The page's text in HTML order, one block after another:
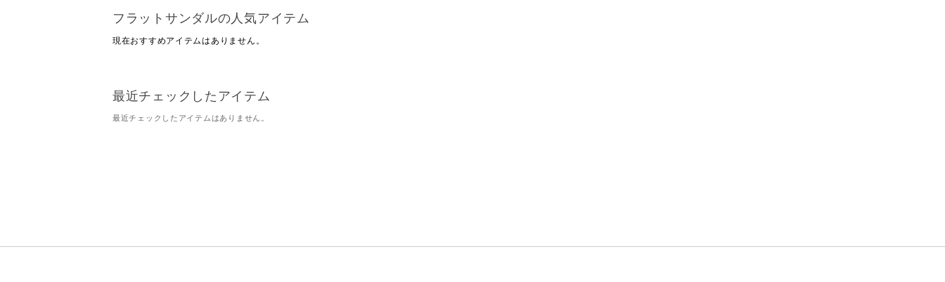
フラットサンダルの人気アイテム
現在おすすめアイテムはありません。
最近チェックしたアイテム
最近チェックしたアイテムはありません。